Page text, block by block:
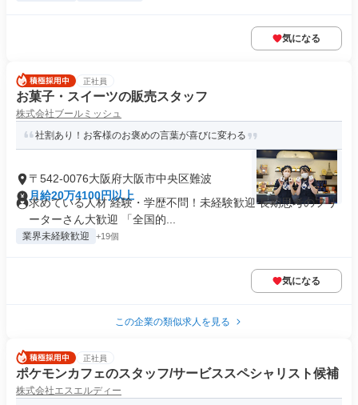
気になる
正社員
お菓子・スイーツの販売スタッフ
株式会社ブールミッシュ
社割あり！お客様のお褒めの言葉が喜びに変わる
〒542-0076大阪府大阪市中央区難波
月給20万4100円以上
求めている人材 経験・学歴不問！未経験歓迎 長期思考のフリ
ーターさん大歓迎 「全国的...
業界未経験歓迎 +19個
気になる
この企業の類似求人を見る
正社員
ポケモンカフェのスタッフ/サービススペシャリスト候補
株式会社エスエルディー